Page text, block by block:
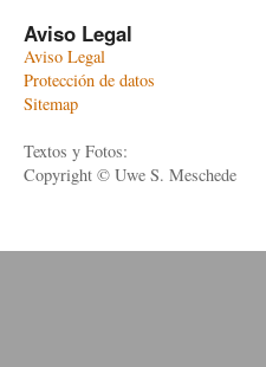
Aviso Legal
Aviso Legal
Protección de datos
Sitemap
Textos y Fotos:
Copyright © Uwe S. Meschede